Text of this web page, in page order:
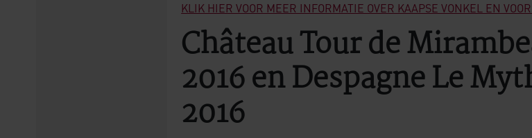
KLIK HIER VOOR MEER INFORMATIE OVER KAAPSE VONKEL EN
Château Tour de
2016 en Despagne Le
2016